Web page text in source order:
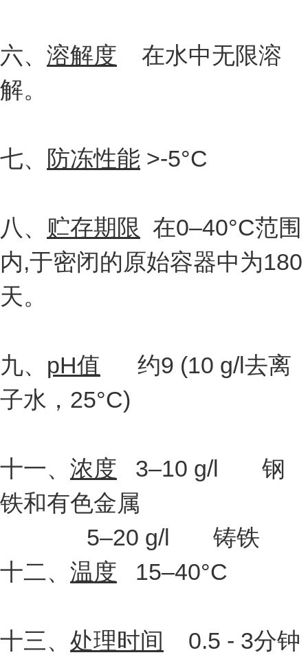
六、 溶解度 在水中无限溶
解。
七、 防冻性能 >-5°C
八、 贮存期限 在0–40°C范围
内,于密闭的原始容器中为180
天。
九、 pH值 约9 (10 g/l去离
子水，25°C)
十一、 浓度 3–10 g/l 钢
铁和有色金属
5–20 g/l 铸铁
十二、 温度 15–40°C
十三、 处理时间 0.5 - 3分钟